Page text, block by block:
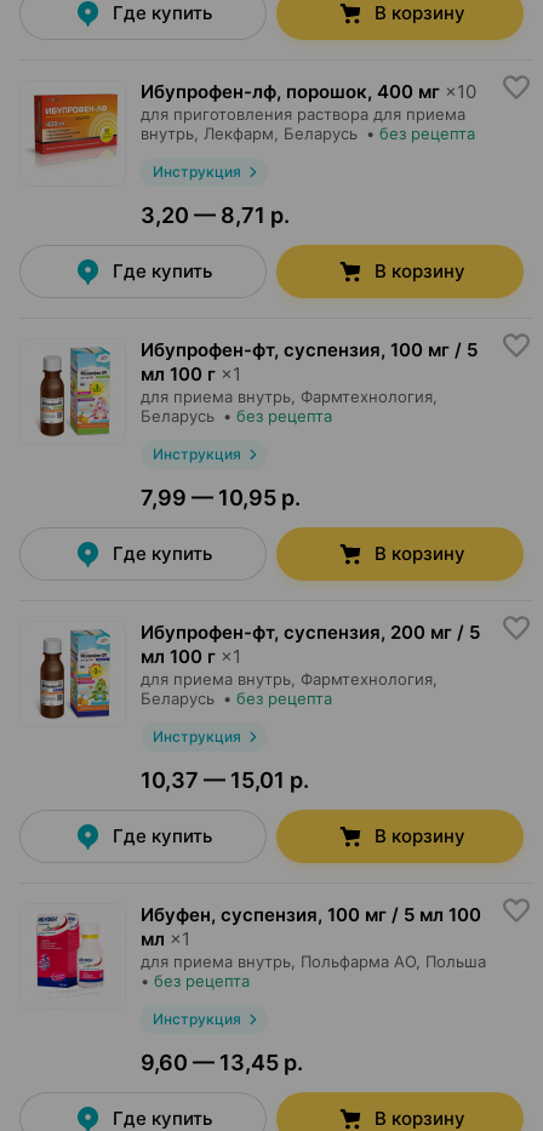
Где купить В корзину
Ибупрофен-лф, порошок, 400 мг ×10
для приготовления раствора для приема
внутрь, Лекфарм , Беларусь • без рецепта
Инструкция
3,20 — 8,71 р.
Где купить В корзину
Ибупрофен-фт, суспензия, 100 мг / 5
мл 100 г ×1
для приема внутрь, Фармтехнология
Беларусь • без рецепта
Инструкция
7,99 — 10,95 р.
Где купить В корзину
Ибупрофен-фт, суспензия, 200 мг / 5
мл 100 г ×1
для приема внутрь, Фармтехнология
Беларусь • без рецепта
Инструкция
10,37 — 15,01 р.
Где купить В корзину
Ибуфен, суспензия, 100 мг / 5 мл 100
мл ×1
для приема внутрь, Польфарма AO , Польша
• без рецепта
Инструкция
9,60 — 13,45 р.
Где купить В корзину